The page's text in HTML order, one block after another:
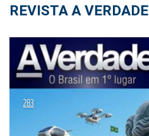
REVISTA A VERDADE